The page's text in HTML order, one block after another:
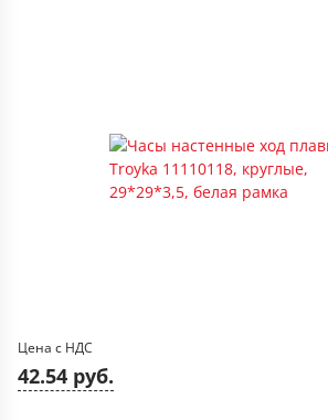
Цена с НДС
42.54 руб.